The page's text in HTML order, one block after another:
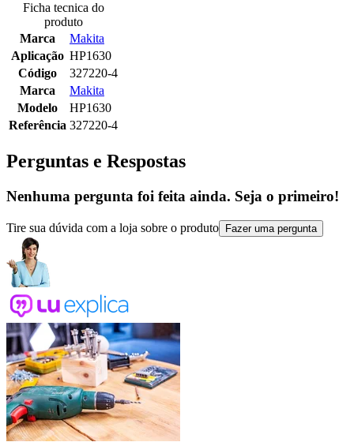
Ficha tecnica do
produto
Marca
Makita
Aplicação HP1630
Código
327220-4
Marca
Makita
Modelo
HP1630
Referência 327220-4
Perguntas e Respostas
Nenhuma pergunta foi feita ainda. Seja o primeiro!
Tire sua dúvida com a loja sobre o produto Fazer uma pergunta